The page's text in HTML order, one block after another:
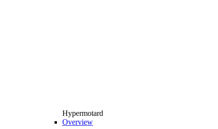
Hypermotard
Overview